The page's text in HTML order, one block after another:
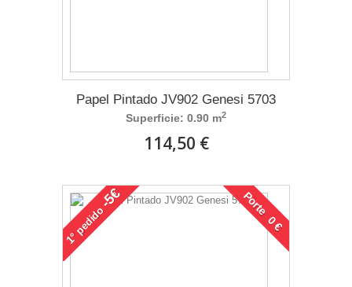
Papel Pintado JV902 Genesi 5703
Superficie: 0.90 m2
114,50 €
1°
pedido
-5€ Porte 0 €